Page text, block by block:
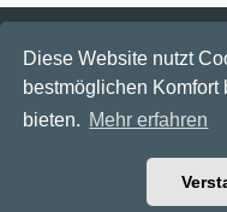
Diese Website nutzt
bestmöglichen Komfort
bieten. Mehr erfahren
Funga Austria FAQ
Alle
Aktuelle
Powered byphpBB®